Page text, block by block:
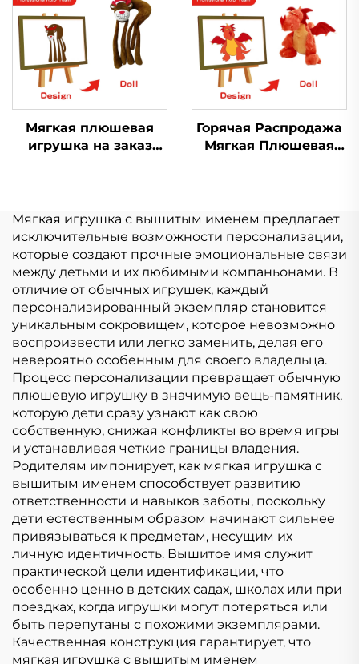
плюшевый брелок
звезды музыкальный
концерт
празднование
Мягкая плюшевая
игрушка на заказ
плюшевая игрушка
Горячая Распродажа
Мягкая Плюшевая
Индивидуальный
Логотип Мягкая
Плюшевая Игрушка
Настроить
Мягкая игрушка с вышитым именем предлагает
исключительные возможности персонализации,
которые создают прочные эмоциональные связи
между детьми и их любимыми компаньонами. В
отличие от обычных игрушек, каждый
персонализированный экземпляр становится
уникальным сокровищем, которое невозможно
воспроизвести или легко заменить, делая его
невероятно особенным для своего владельца.
Процесс персонализации превращает обычную
плюшевую игрушку в значимую вещь-памятник,
которую дети сразу узнают как свою
собственную, снижая конфликты во время игры
и устанавливая четкие границы владения.
Родителям импонирует, как мягкая игрушка с
вышитым именем способствует развитию
ответственности и навыков заботы, поскольку
дети естественным образом начинают сильнее
привязываться к предметам, несущим их
личную идентичность. Вышитое имя служит
практической цели идентификации, что
особенно ценно в детских садах, школах или при
поездках, когда игрушки могут потеряться или
быть перепутаны с похожими экземплярами.
Качественная конструкция гарантирует, что
мягкая игрушка с вышитым именем